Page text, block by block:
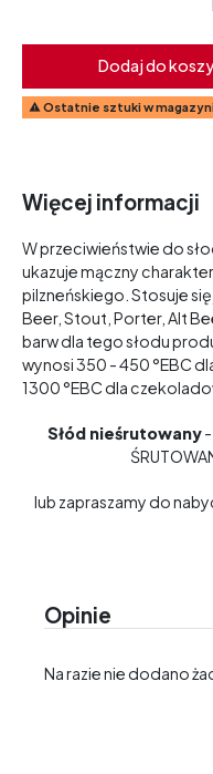
Dodaj do
 Ostatnie sztuki w
Więcej informacji
W przeciwieństwie do
ukazuje mączny
pilzneńskiego. Stosuje
Beer, Stout, Porter, Alt
barw dla tego słodu
wynosi 350 - 450 °EBC
1300 °EBC dla
Słód nieśrutowany
lub zapraszamy do
Opinie
Na razie nie dodano